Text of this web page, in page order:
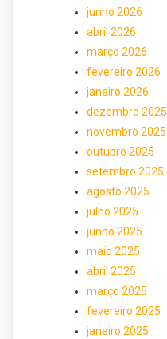
junho 2026
abril 2026
março 2026
fevereiro 2026
janeiro 2026
dezembro 2025
novembro 2025
outubro 2025
setembro 2025
agosto 2025
julho 2025
junho 2025
maio 2025
abril 2025
março 2025
fevereiro 2025
janeiro 2025